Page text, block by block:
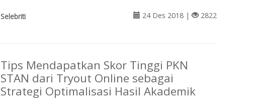
Selebriti 24 Des 2018 | 2822
Tips Mendapatkan Skor Tinggi PKN
STAN dari Tryout Online sebagai
Strategi Optimalisasi Hasil Akademik